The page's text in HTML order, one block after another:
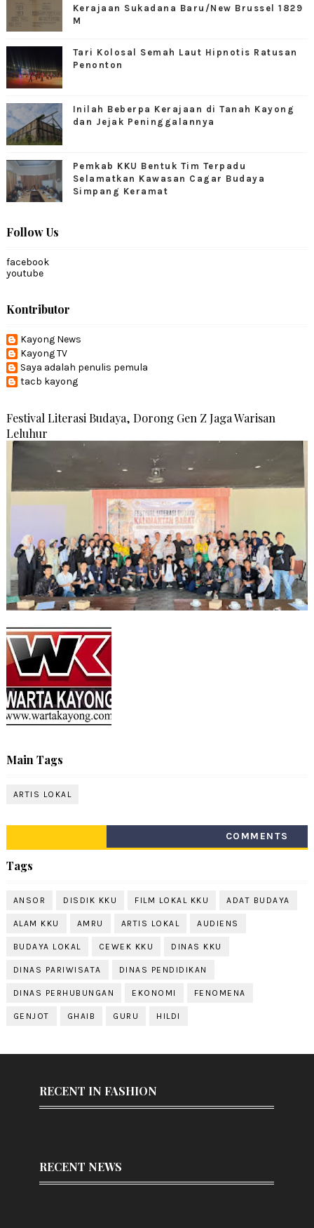
Kerajaan Sukadana Baru/New Brussel 1829
M
Tari Kolosal Semah Laut Hipnotis Ratusan
Penonton
Inilah Beberpa Kerajaan di Tanah Kayong
dan Jejak Peninggalannya
Pemkab KKU Bentuk Tim Terpadu
Selamatkan Kawasan Cagar Budaya
Simpang Keramat
Follow Us
facebook
youtube
Kontributor
Kayong News
Kayong TV
Saya adalah penulis pemula
tacb kayong
Festival Literasi Budaya, Dorong Gen Z Jaga Warisan
Leluhur
Main Tags
ARTIS LOKAL
COMMENTS
Tags
ANSOR DISDIK KKU FILM LOKAL KKU ADAT BUDAYA
ALAM KKU AMRU ARTIS LOKAL AUDIENS
BUDAYA LOKAL CEWEK KKU DINAS KKU
DINAS PARIWISATA DINAS PENDIDIKAN
DINAS PERHUBUNGAN EKONOMI FENOMENA
GENJOT GHAIB GURU HILDI
RECENT IN FASHION
RECENT NEWS